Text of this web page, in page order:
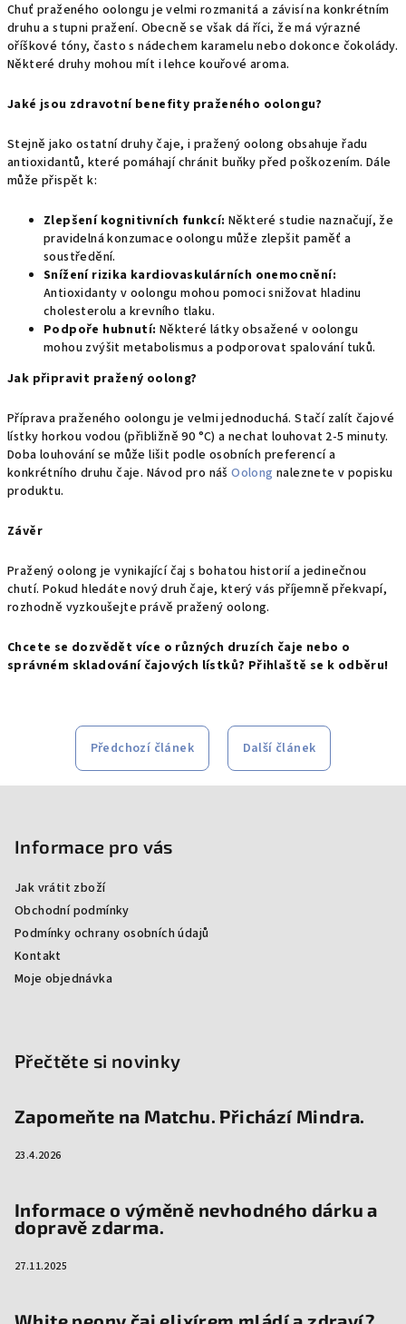
Chuť praženého oolongu je velmi rozmanitá a závisí na konkrétním
druhu a stupni pražení. Obecně se však dá říci, že má výrazné
oříškové tóny, často s nádechem karamelu nebo dokonce čokolády.
Některé druhy mohou mít i lehce kouřové aroma.
Jaké jsou zdravotní benefity praženého oolongu?
Stejně jako ostatní druhy čaje, i pražený oolong obsahuje řadu
antioxidantů, které pomáhají chránit buňky před poškozením. Dále
může přispět k:
Zlepšení kognitivních funkcí: Některé studie naznačují, že
pravidelná konzumace oolongu může zlepšit paměť a
soustředění.
Snížení rizika kardiovaskulárních onemocnění:
Antioxidanty v oolongu mohou pomoci snižovat hladinu
cholesterolu a krevního tlaku.
Podpoře hubnutí: Některé látky obsažené v oolongu
mohou zvýšit metabolismus a podporovat spalování tuků.
Jak připravit pražený oolong?
Příprava praženého oolongu je velmi jednoduchá. Stačí zalít čajové
lístky horkou vodou (přibližně 90 °C) a nechat louhovat 2-5 minuty.
Doba louhování se může lišit podle osobních preferencí a
konkrétního druhu čaje. Návod pro nášOolong naleznete v popisku
produktu.
Závěr
Pražený oolong je vynikající čaj s bohatou historií a jedinečnou
chutí. Pokud hledáte nový druh čaje, který vás příjemně překvapí,
rozhodně vyzkoušejte právě pražený oolong.
Chcete se dozvědět více o různých druzích čaje nebo o
správném skladování čajových lístků? Přihlaště se k odběru!
Předchozí článek Další článek
Informace pro vás
Jak vrátit zboží
Obchodní podmínky
Podmínky ochrany osobních údajů
Kontakt
Moje objednávka
Přečtěte si novinky
Zapomeňte na Matchu. Přichází Mindra.
23.4.2026
Informace o výměně nevhodného dárku a
dopravě zdarma.
27.11.2025